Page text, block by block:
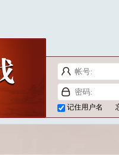
记住用户名